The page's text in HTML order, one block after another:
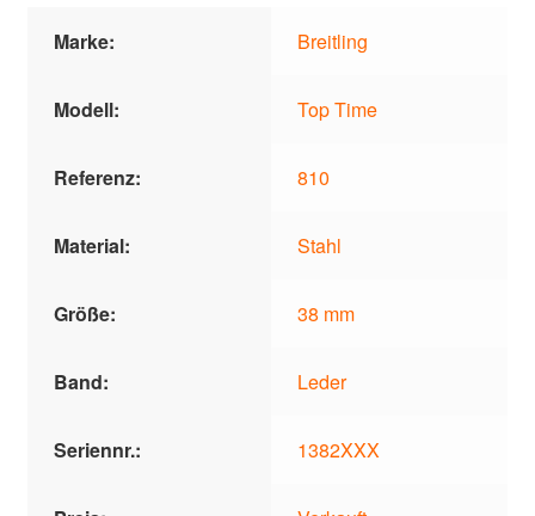
Marke: Breitling
Modell: Top Time
Referenz: 810
Material: Stahl
Größe: 38 mm
Band: Leder
Seriennr.: 1382XXX